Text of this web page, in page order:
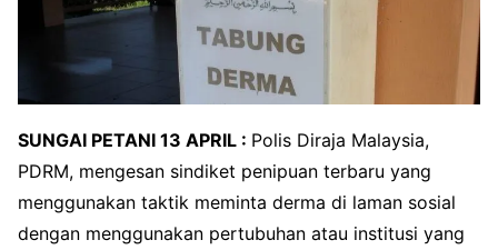
SUNGAI PETANI 13 APRIL : Polis Diraja Malaysia,
PDRM, mengesan sindiket penipuan terbaru yang
menggunakan taktik meminta derma di laman sosial
dengan menggunakan pertubuhan atau institusi yang